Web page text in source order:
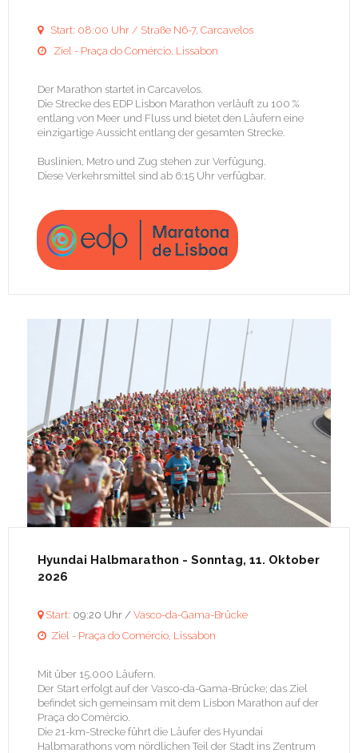
 Start: 08:00 Uhr / Straße N6-7, Carcavelos
 Ziel - Praça do Comércio, Lissabon
Der Marathon startet in Carcavelos.
Die Strecke des EDP Lisbon Marathon verläuft zu 100 %
entlang von Meer und Fluss und bietet den Läufern eine
einzigartige Aussicht entlang der gesamten Strecke.
Buslinien, Metro und Zug stehen zur Verfügung.
Diese Verkehrsmittel sind ab 6:15 Uhr verfügbar.
Hyundai Halbmarathon - Sonntag, 11. Oktober
2026
 Start: 09:20 Uhr / Vasco-da-Gama-Brücke
 Ziel - Praça do Comércio, Lissabon
Mit über 15.000 Läufern.
Der Start erfolgt auf der Vasco-da-Gama-Brücke; das Ziel
befindet sich gemeinsam mit dem Lisbon Marathon auf der
Praça do Comércio.
Die 21-km-Strecke führt die Läufer des Hyundai
Halbmarathons vom nördlichen Teil der Stadt ins Zentrum